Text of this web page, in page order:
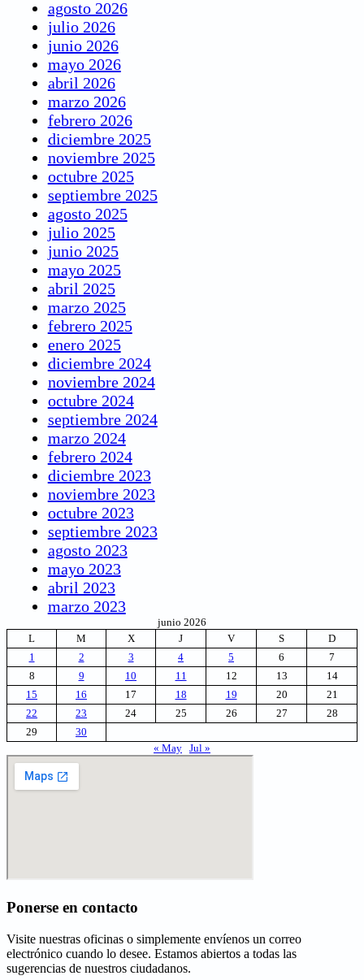
agosto 2026
julio 2026
junio 2026
mayo 2026
abril 2026
marzo 2026
febrero 2026
diciembre 2025
noviembre 2025
octubre 2025
septiembre 2025
agosto 2025
julio 2025
junio 2025
mayo 2025
abril 2025
marzo 2025
febrero 2025
enero 2025
diciembre 2024
noviembre 2024
octubre 2024
septiembre 2024
marzo 2024
febrero 2024
diciembre 2023
noviembre 2023
octubre 2023
septiembre 2023
agosto 2023
mayo 2023
abril 2023
marzo 2023
junio 2026
L
M X J V S
D
1
2 3 4 5 6
7
8
9 10 11 12 13
14
15
16 17 18 19 20
21
22
23 24 25 26 27
28
29
30
« May Jul »
Ponerse en contacto
Visite nuestras oficinas o simplemente envíenos un correo
electrónico cuando lo desee. Estamos abiertos a todas las
sugerencias de nuestros ciudadanos.